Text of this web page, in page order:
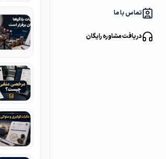
تماس با ما
دریافت مشاوره رایگان